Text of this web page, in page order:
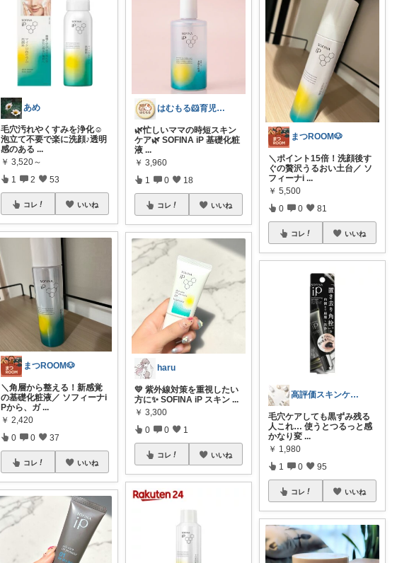
あめ
毛穴汚れやくすみを浄化☺︎
泡立て不要で楽に洗顔♪透明
感のある ...
￥ 3,520～
1 2 53
コレ いいね
まつROOM🐶
＼角層から整える！新感覚
の基礎化粧液／ ソフィーナi
Pから、ガ ...
￥ 2,420
0 0 37
コレ いいね
はむもる‪🐹育児中主婦向け便利グッズ
🌿忙しいママの時短スキン
ケア🌿 SOFINA iP 基礎化粧
液 ...
￥ 3,960
1 0 18
コレ いいね
haru
💛 紫外線対策を重視したい
方に✨ SOFINA iP スキン ...
￥ 3,300
0 0 1
コレ いいね
まつROOM🐶
＼ポイント15倍！洗顔後す
ぐの贅沢うるおい土台／ ソ
フィーナi ...
￥ 5,500
0 0 81
コレ いいね
高評価スキンケア＆コスメまとめ
毛穴ケアしても黒ずみ残る
人これ… 使うとつるっと感
かなり変 ...
￥ 1,980
1 0 95
コレ いいね